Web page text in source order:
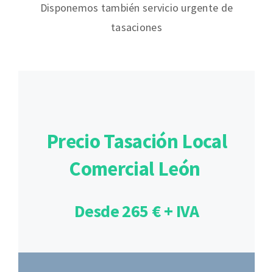
Disponemos también servicio urgente de
tasaciones
Precio Tasación Local
Comercial León
Desde 265 € + IVA